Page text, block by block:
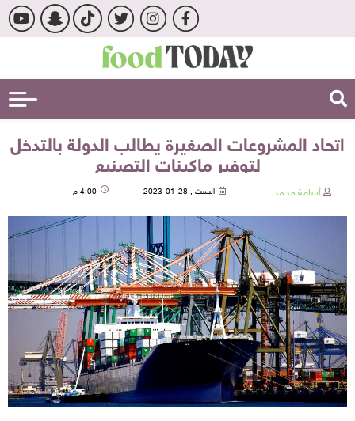
اتحاد المشروعات الصغيرة يطالب الدولة بالتدخل
لتوفير ماكينات التصنيع
أسامة محمد السبت , 28-01-2023 4:00 م